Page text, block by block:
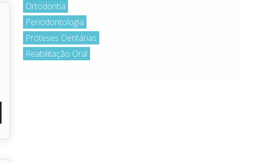
Ortodontia
Periodontologia
Próteses Dentárias
Reabilitação Oral